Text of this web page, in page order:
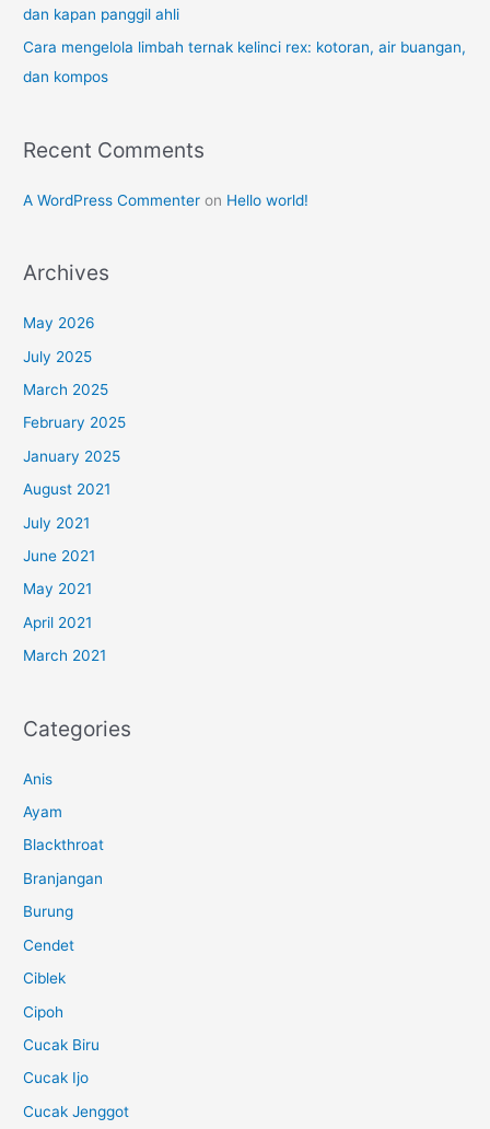
dan kapan panggil ahli
Cara mengelola limbah ternak kelinci rex: kotoran, air buangan,
dan kompos
Recent Comments
A WordPress Commenter on Hello world!
Archives
May 2026
July 2025
March 2025
February 2025
January 2025
August 2021
July 2021
June 2021
May 2021
April 2021
March 2021
Categories
Anis
Ayam
Blackthroat
Branjangan
Burung
Cendet
Ciblek
Cipoh
Cucak Biru
Cucak Ijo
Cucak Jenggot